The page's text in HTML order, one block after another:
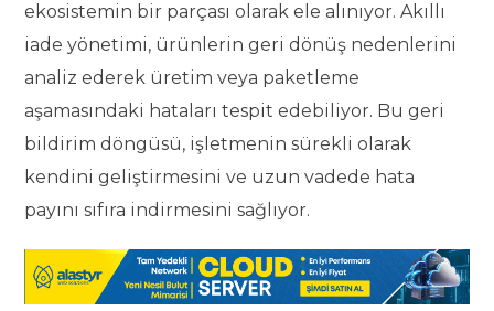
ekosistemin bir parçası olarak ele alınıyor. Akıllı
iade yönetimi, ürünlerin geri dönüş nedenlerini
analiz ederek üretim veya paketleme
aşamasındaki hataları tespit edebiliyor. Bu geri
bildirim döngüsü, işletmenin sürekli olarak
kendini geliştirmesini ve uzun vadede hata
payını sıfıra indirmesini sağlıyor.